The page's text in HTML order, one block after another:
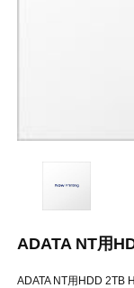
ADATA NT用
ADATA NT用HDD 2TB